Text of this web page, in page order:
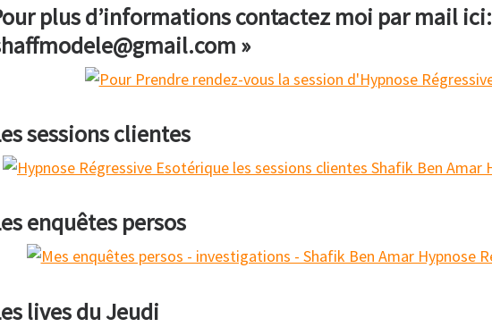
plus d’informations contactez moi par mail ici:
»
sessions clientes
enquêtes persos
lives du Jeudi